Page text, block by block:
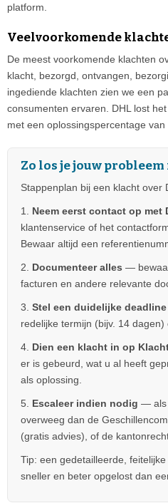
platform.
Veelvoorkomende
De meest voorkomende klachten
klacht, bezorgd, ontvangen,
ingediende klachten zien we een
consumenten ervaren. DHL lost
met een oplossingspercentage van
Zo los je jouw probleem
Stappenplan bij een klacht over
1. Neem eerst contact op met
klantenservice of het
Bewaar altijd een
2. Documenteer alles —
facturen en andere relevante
3. Stel een duidelijke deadline
redelijke termijn (bijv. 14 dagen)
4. Dien een klacht in op
er is gebeurd, wat u al heeft
als oplossing.
5. Escaleer indien nodig — als
overweeg dan de
(gratis advies), of de
Tip: een gedetailleerde,
sneller en beter opgelost dan